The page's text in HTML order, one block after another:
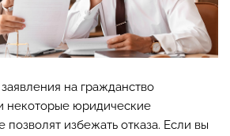
на гражданство
некоторые юридические
позволят избежать отказа. Если вы